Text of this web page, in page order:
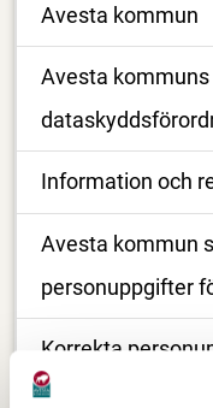
Avesta kommun
Avesta
Information och
Avesta kommun
personuppgifter
Korrekta